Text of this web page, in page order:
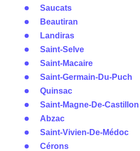
Saucats
Beautiran
Landiras
Saint-Selve
Saint-Macaire
Saint-Germain-Du-Puch
Quinsac
Saint-Magne-De-Castillon
Abzac
Saint-Vivien-De-Médoc
Cérons